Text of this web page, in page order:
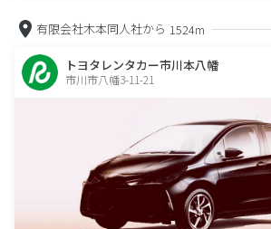
有限会社木本同人社から 1524m
トヨタレンタカー市川本八幡
市川市八幡3-11-21